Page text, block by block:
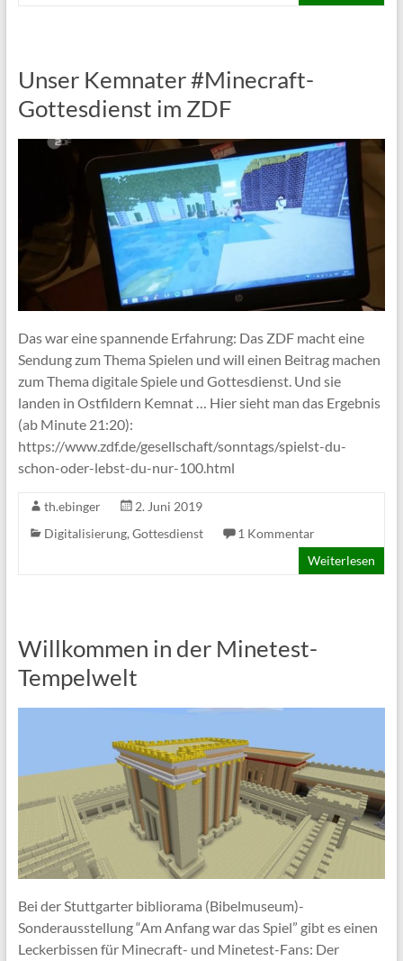
Unser Kemnater #Minecraft-
Gottesdienst im ZDF
Das war eine spannende Erfahrung: Das ZDF macht eine
Sendung zum Thema Spielen und will einen Beitrag machen
zum Thema digitale Spiele und Gottesdienst. Und sie
landen in Ostfildern Kemnat … Hier sieht man das Ergebnis
(ab Minute 21:20):
https://www.zdf.de/gesellschaft/sonntags/spielst-du-
schon-oder-lebst-du-nur-100.html
th.ebinger
2. Juni 2019
Digitalisierung, Gottesdienst
1 Kommentar
Weiterlesen
Willkommen in der Minetest-
Tempelwelt
Bei der Stuttgarter bibliorama (Bibelmuseum)-
Sonderausstellung “Am Anfang war das Spiel” gibt es einen
Leckerbissen für Minecraft- und Minetest-Fans: Der